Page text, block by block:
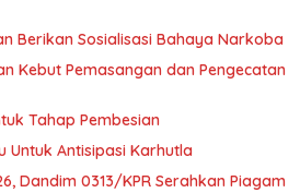
Berikan Sosialisasi Bahaya Narkoba
Kebut Pemasangan dan Pengecatan
Tahap Pembesian
Untuk Antisipasi Karhutla
Dandim 0313/KPR Serahkan Piagam